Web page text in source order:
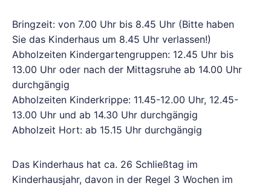
Bringzeit: von 7.00 Uhr bis 8.45 Uhr (Bitte haben
Sie das Kinderhaus um 8.45 Uhr verlassen!)
Abholzeiten Kindergartengruppen: 12.45 Uhr bis
13.00 Uhr oder nach der Mittagsruhe ab 14.00 Uhr
durchgängig
Abholzeiten Kinderkrippe: 11.45-12.00 Uhr, 12.45-
13.00 Uhr und ab 14.30 Uhr durchgängig
Abholzeit Hort: ab 15.15 Uhr durchgängig
Das Kinderhaus hat ca. 26 Schließtag im
Kinderhausjahr, davon in der Regel 3 Wochen im